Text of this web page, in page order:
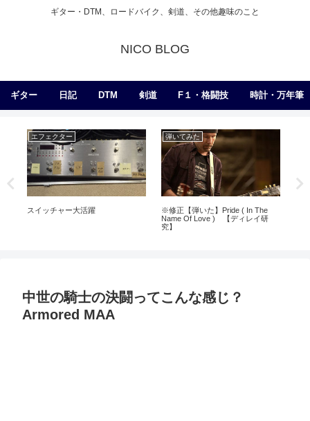
ギター・DTM、ロードバイク、剣道、その他趣味のこと
NICO BLOG
ギター 日記 DTM 剣道 F１・格闘技 時計・万年筆
エフェクター
スイッチャー大活躍
弾いてみた
※修正【弾いた】Pride ( In The
Name Of Love ) 【ディレイ研
究】
中世の騎士の決闘ってこんな感じ？
Armored MAA